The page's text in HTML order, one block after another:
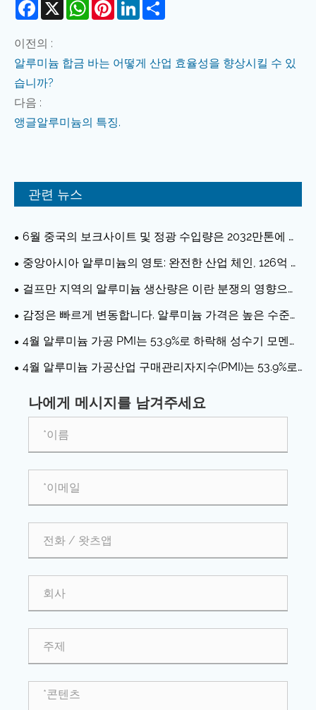
Facebook
X WhatsAppPinterestLinkedIn
이전의 :
알루미늄 합금 바는 어떻게 산업 효율성을 향상시킬 수 있
습니까?
다음 :
앵글알루미늄의 특징.
관련 뉴스
6월 중국의 보크사이트 및 정광 수입량은 2032만톤에 달
해 전년 동기 대비 12.6% 증가했다.
중앙아시아 알루미늄의 영토: 완전한 산업 체인, 126억 달
러 규모의 중국 투자
걸프만 지역의 알루미늄 생산량은 이란 분쟁의 영향으로
지난 4월 10여년 만에 최저 수준으로 떨어졌습니다.
감정은 빠르게 변동합니다. 알루미늄 가격은 높은 수준의
변동을 경험합니다.
4월 알루미늄 가공 PMI는 53.9%로 하락해 성수기 모멘텀
이 약화되었음을 나타냅니다.
4월 알루미늄 가공산업 구매관리자지수(PMI)는 53.9%로
나에게 메시지를 남겨주세요